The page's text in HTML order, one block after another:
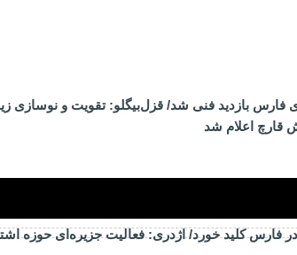
بازدید فنی شد/ قزل‌بیگلو: تقویت و نوسازی
قارچ اعلام شد
فارس کلید خورد/ اژدری: فعالیت جزیره‌‌ای حوزه